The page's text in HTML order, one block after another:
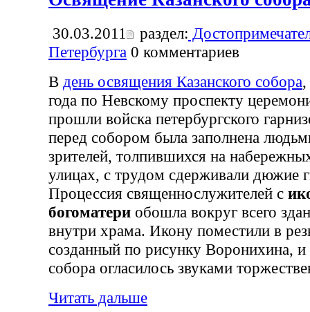
30.03.2011 раздел:
Петербурга 0 комментариев
В день освящения Казанского собора
года по Невскому проспекту
прошли войска петербургского
перед собором была заполнена
зрителей, толпившихся на
улицах, с трудом сдерживали дюжие
Процессия священнослужителей с
богоматери обошла вокруг всего
внутри храма. Икону поместили в
созданный по рисунку Воронихина, и
собора огласилось звуками
Читать дальше